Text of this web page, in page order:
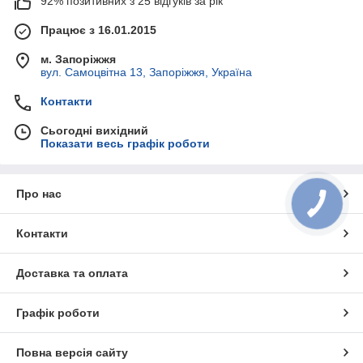
Працює з 16.01.2015
м. Запоріжжя
вул. Самоцвітна 13, Запоріжжя, Україна
Контакти
Сьогодні вихідний
Показати весь графік роботи
Про нас
Контакти
Доставка та оплата
Графік роботи
Повна версія сайту